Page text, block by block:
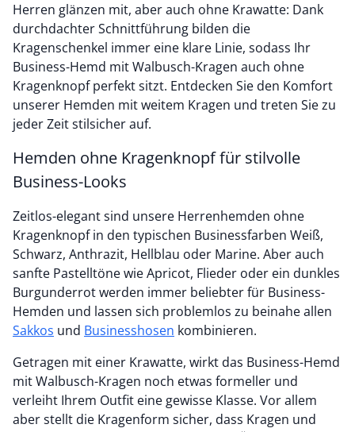
Herren glänzen mit, aber auch ohne Krawatte: Dank
durchdachter Schnittführung bilden die
Kragenschenkel immer eine klare Linie, sodass Ihr
Business-Hemd mit Walbusch-Kragen auch ohne
Kragenknopf perfekt sitzt. Entdecken Sie den Komfort
unserer Hemden mit weitem Kragen und treten Sie zu
jeder Zeit stilsicher auf.
Hemden ohne Kragenknopf für stilvolle
Business-Looks
Zeitlos-elegant sind unsere Herrenhemden ohne
Kragenknopf in den typischen Businessfarben Weiß,
Schwarz, Anthrazit, Hellblau oder Marine. Aber auch
sanfte Pastelltöne wie Apricot, Flieder oder ein dunkles
Burgunderrot werden immer beliebter für Business-
Hemden und lassen sich problemlos zu beinahe allen
Sakkos und Businesshosen kombinieren.
Getragen mit einer Krawatte, wirkt das Business-Hemd
mit Walbusch-Kragen noch etwas formeller und
verleiht Ihrem Outfit eine gewisse Klasse. Vor allem
aber stellt die Kragenform sicher, dass Kragen und